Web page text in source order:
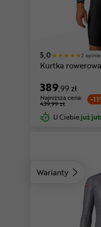
5,0 2 opinie
Kurtka
389,99 zł
-
Najniższa cena:
439,99 zł
U Ciebie już
Warianty